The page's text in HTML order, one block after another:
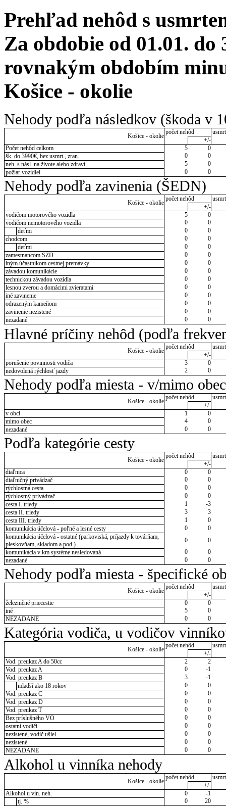
Prehľad nehôd s
Za obdobie od 01.01. do
rovnakým obdobím
Košice - okolie
Nehody podľa následkov (škoda v
Košice - okolie
počet nehôd
+/-
Počet nehôd celkom
5
0
šk. do 3990€, bez usmrt., zran.
0
0
neh. s násl. na živote alebo zdraví
5
0
požiar vozidiel
0 0
Nehody podľa zavinenia (ŠEDN)
Košice - okolie
počet nehôd
+/-
vodičom motorového vozidla
5
0
vodičom nemotorového vozidla
0
0
deťmi
0
0
chodcom
0
0
deťmi
0
0
zamestnancom SŽD
0
0
iným účastníkom cestnej premávky
0
0
závadou komunikácie
0
0
technickou závadou vozidla
0
0
lesnou zverou a domácimi zvieratami
0
0
iné zavinenie
0
0
odrazeným kameňom
0
0
zavinenie nezistené
0
0
nezadané
0 0
Hlavné príčiny nehôd (podľa
Košice - okolie
počet nehôd
+/-
porušenie povinnosti vodiča
3
0
nedovolená rýchlosť jazdy
2 0
Nehody podľa miesta - v/mimo obec
Košice - okolie
počet nehôd
+/-
v obci
1
0
mimo obec
4
0
nezadané
0 0
Podľa kategórie cesty
Košice - okolie
počet nehôd
+/-
diaľnica
0
0
diaľničný privádzač
0
0
rýchlostná cesta
0
0
rýchlostný privádzač
0
0
cesta I. triedy
1
-3
cesta II. triedy
3
3
cesta III. triedy
1
0
komunikácia účelová - poľné a lesné cesty
0
0
komunikácia účelová - ostatné (parkoviská, príjazdy k továrňam,
pieskovňam, skladom a pod.)
0
0
komunikácia v km systéme nesledovaná
0
0
nezadané
0 0
Nehody podľa miesta - špecifické
Košice - okolie
počet nehôd
+/-
železničné priecestie
0
0
iné
5
0
NEZADANÉ
0 0
Kategória vodiča, u vodičov
Košice - okolie
počet nehôd
+/-
Vod. preukaz A do 50cc
2
2
Vod. preukaz A
0
-1
Vod. preukaz B
3
-1
mladší ako 18 rokov
0
0
Vod. preukaz C
0
0
Vod. preukaz D
0
0
Vod. preukaz T
0
0
Bez príslušného VO
0
0
ostatní vodiči
0
0
nezistené, vodič ušiel
0
0
nezistené
0
0
NEZADANÉ
0 0
Alkohol u vinníka nehody
Košice - okolie
počet nehôd
+/-
Alkohol u vin. neh.
0
-1
tj. %
0 20